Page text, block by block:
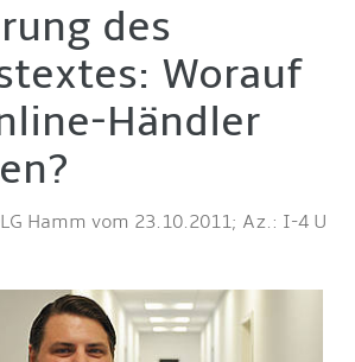
des
Worauf
Händler
Hamm vom 23.10.2011; Az.: I-4 U